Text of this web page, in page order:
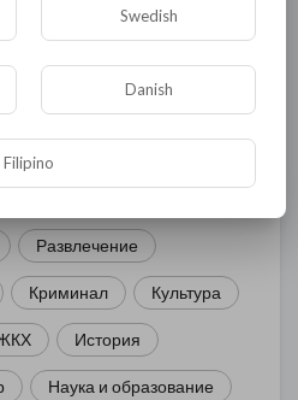
Развлечение
Криминал Культура
История
Наука и образование
Swedish
Danish
Filipino